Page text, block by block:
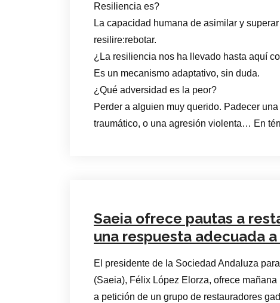
Resiliencia es?
La capacidad humana de asimilar y
resilire:rebotar.
¿La resiliencia nos ha llevado hasta aquí
Es un mecanismo adaptativo, sin duda.
¿Qué adversidad es la peor?
Perder a alguien muy querido. Padecer
traumático, o una agresión violenta… En
Saeia ofrece pautas a
una respuesta adecuada
El presidente de la Sociedad Andaluza
(Saeia), Félix López Elorza, ofrece
a petición de un grupo de restauradores